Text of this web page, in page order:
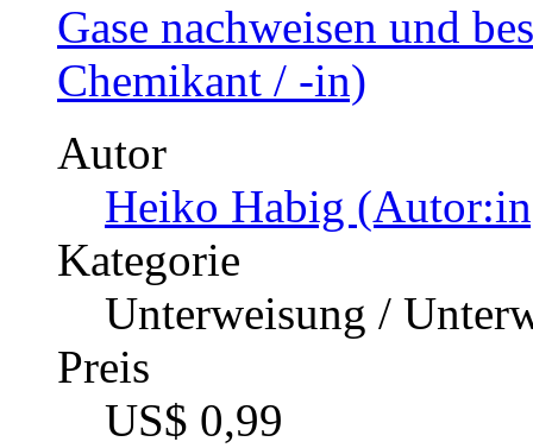
Gase nachweisen und
Chemikant / -in)
Autor
Heiko Habig
Kategorie
Unterweisung /
Preis
US$ 0,99